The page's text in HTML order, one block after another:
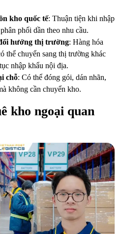
kho quốc tế: Thuận tiện khi nhập
phối dần theo nhu cầu.
hướng thị trường: Hàng hóa
thể chuyển sang thị trường khác
nhập khẩu nội địa.
chỗ: Có thể đóng gói, dán nhãn,
không cần chuyển kho.
kho ngoại quan